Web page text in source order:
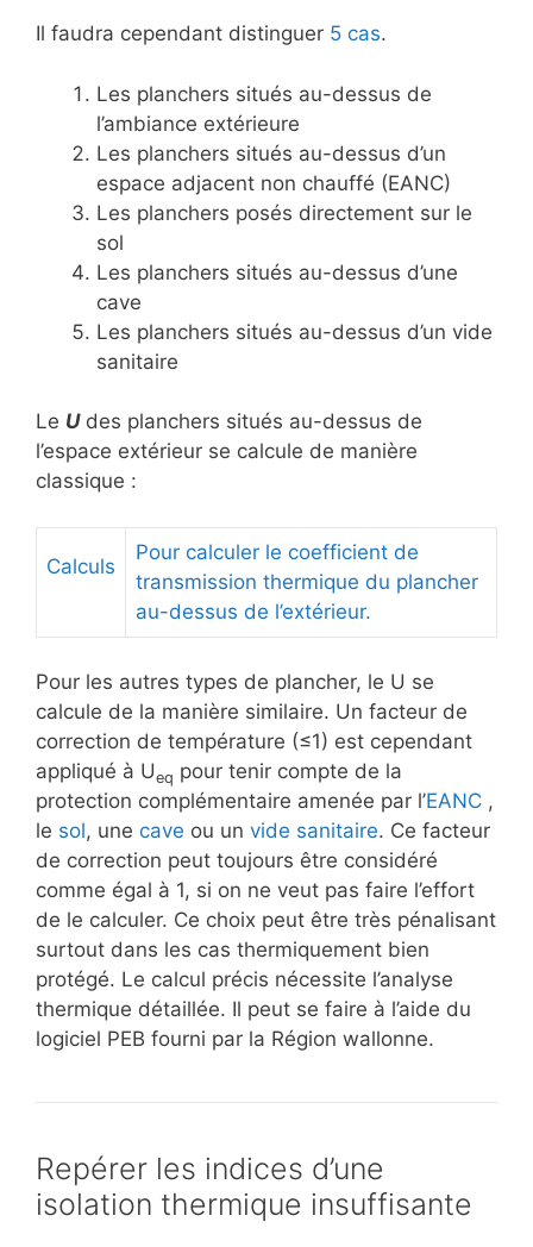
Il faudra cependant distinguer 5 cas.
Les planchers situés au-dessus de
l’ambiance extérieure
Les planchers situés au-dessus d’un
espace adjacent non chauffé (EANC)
Les planchers posés directement sur le
sol
Les planchers situés au-dessus d’une
cave
Les planchers situés au-dessus d’un vide
sanitaire
Le Udes planchers situés au-dessus de
l’espace extérieur se calcule de manière
classique :
Calculs
Pour calculer le coefficient de
transmission thermique du plancher
au-dessus de l’extérieur.
Pour les autres types de plancher, le U se
calcule de la manière similaire. Un facteur de
correction de température (≤1) est cependant
appliqué à Ueq pour tenir compte de la
protection complémentaire amenée par l’EANC ,
le sol, une cave ou un vide sanitaire. Ce facteur
de correction peut toujours être considéré
comme égal à 1, si on ne veut pas faire l’effort
de le calculer. Ce choix peut être très pénalisant
surtout dans les cas thermiquement bien
protégé. Le calcul précis nécessite l’analyse
thermique détaillée. Il peut se faire à l’aide du
logiciel PEB fourni par la Région wallonne.
Repérer les indices d’une
isolation thermique insuffisante